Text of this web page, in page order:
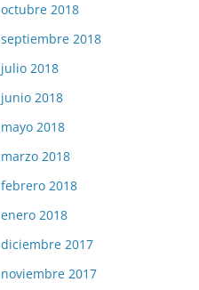
octubre 2018
septiembre 2018
julio 2018
junio 2018
mayo 2018
marzo 2018
febrero 2018
enero 2018
diciembre 2017
noviembre 2017